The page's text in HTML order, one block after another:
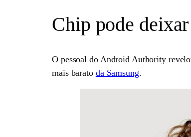
Chip pode
O pessoal do Android Authority
mais barato da Samsung.